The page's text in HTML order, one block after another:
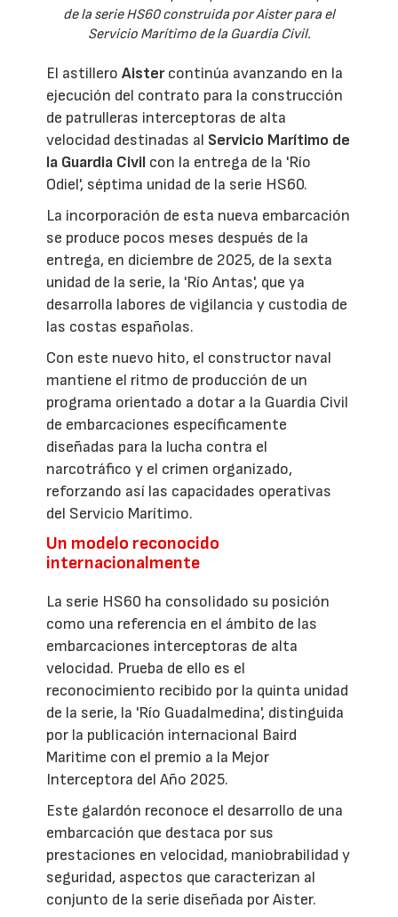
de la serie HS60 construida por Aister para el
Servicio Marítimo de la Guardia Civil.
El astilleroAistercontinúa avanzando en la
ejecución del contrato para la construcción
de patrulleras interceptoras de alta
velocidad destinadas al Servicio Marítimo de
la Guardia Civil con la entrega de la 'Río
Odiel', séptima unidad de la serie HS60.
La incorporación de esta nueva embarcación
se produce pocos meses después de la
entrega, en diciembre de 2025, de la sexta
unidad de la serie, la 'Río Antas', que ya
desarrolla labores de vigilancia y custodia de
las costas españolas.
Con este nuevo hito, el constructor naval
mantiene el ritmo de producción de un
programa orientado a dotar a la Guardia Civil
de embarcaciones específicamente
diseñadas para la lucha contra el
narcotráfico y el crimen organizado,
reforzando así las capacidades operativas
del Servicio Marítimo.
Un modelo reconocido
internacionalmente
La serie HS60 ha consolidado su posición
como una referencia en el ámbito de las
embarcaciones interceptoras de alta
velocidad. Prueba de ello es el
reconocimiento recibido por la quinta unidad
de la serie, la 'Río Guadalmedina', distinguida
por la publicación internacional Baird
Maritime con el premio a la Mejor
Interceptora del Año 2025.
Este galardón reconoce el desarrollo de una
embarcación que destaca por sus
prestaciones en velocidad, maniobrabilidad y
seguridad, aspectos que caracterizan al
conjunto de la serie diseñada por Aister.